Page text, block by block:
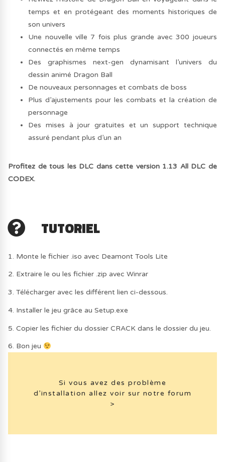
temps et en protégeant des moments historiques de
son univers
Une nouvelle ville 7 fois plus grande avec 300 joueurs
connectés en même temps
Des graphismes next-gen dynamisant l’univers du
dessin animé Dragon Ball
De nouveaux personnages et combats de boss
Plus d’ajustements pour les combats et la création de
personnage
Des mises à jour gratuites et un support technique
assuré pendant plus d’un an
Profitez de tous les DLC dans cette version 1.13 All DLC de
CODEX.
TUTORIEL
1. Monte le fichier .iso avec Deamont Tools Lite
2. Extraire le ou les fichier .zip avec Winrar
3. Télécharger avec les différent lien ci-dessous.
4. Installer le jeu grâce au Setup.exe
5. Copier les fichier du dossier CRACK dans le dossier du jeu.
6. Bon jeu
Si vous avez des problème
d’installation allez voir sur notre forum
>